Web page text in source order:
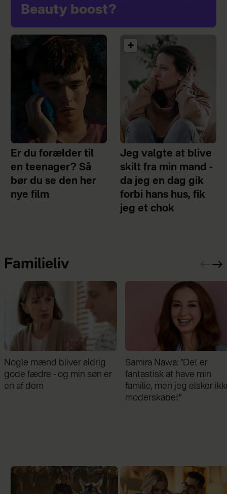
Beauty boost?
Er du forælder til
en teenager? Så
bør du se den her
nye film
Jeg valgte at blive
skilt fra min mand -
da jeg en dag gik
forbi hans hus, fik
jeg et chok
Familieliv
Samira Nawa: ”Det er
fantastisk at have min
familie, men jeg elsker ikke
Jeg valgte at blive skilt
min mand - da jeg en dag
gik forbi hans hus, fik jeg
chok